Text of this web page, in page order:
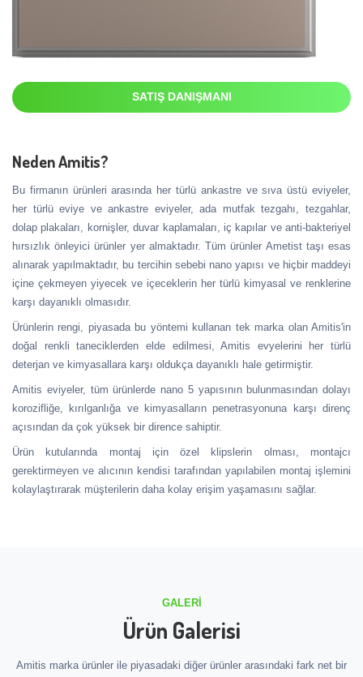
SATIŞ DANIŞMANI
Neden Amitis?
Bu firmanın ürünleri arasında her türlü ankastre ve sıva üstü eviyeler,
her türlü eviye ve ankastre eviyeler, ada mutfak tezgahı, tezgahlar,
dolap plakaları, kornişler, duvar kaplamaları, iç kapılar ve anti-bakteriyel
hırsızlık önleyici ürünler yer almaktadır. Tüm ürünler Ametist taşı esas
alınarak yapılmaktadır, bu tercihin sebebi nano yapısı ve hiçbir maddeyi
içine çekmeyen yiyecek ve içeceklerin her türlü kimyasal ve renklerine
karşı dayanıklı olmasıdır.
Ürünlerin rengi, piyasada bu yöntemi kullanan tek marka olan Amitis'in
doğal renkli taneciklerden elde edilmesi, Amitis evyelerini her türlü
deterjan ve kimyasallara karşı oldukça dayanıklı hale getirmiştir.
Amitis eviyeler, tüm ürünlerde nano 5 yapısının bulunmasından dolayı
korozifliğe, kırılganlığa ve kimyasalların penetrasyonuna karşı direnç
açısından da çok yüksek bir dirence sahiptir.
Ürün kutularında montaj için özel klipslerin olması, montajcı
gerektirmeyen ve alıcının kendisi tarafından yapılabilen montaj işlemini
kolaylaştırarak müşterilerin daha kolay erişim yaşamasını sağlar.
GALERI
Ürün Galerisi
Amitis marka ürünler ile piyasadaki diğer ürünler arasındaki fark net bir